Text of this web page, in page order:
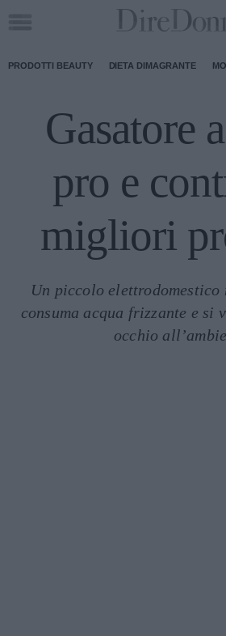
PRODOTTI BEAUTY DIETA DIMAGRANTE
Gasatore
pro e
migliori
Un piccolo elettrodomestico
consuma acqua frizzante e si
occhio